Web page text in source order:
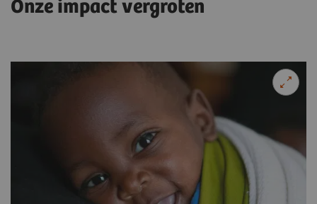
Onze impact vergroten